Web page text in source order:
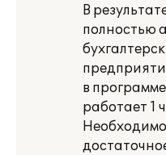
В
полностью
в
работает 1